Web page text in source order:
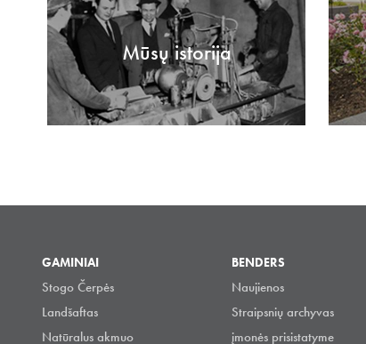
Mūsų istorija
GAMINIAI
Stogo Čerpės
Landšaftas
Natūralus akmuo
BENDERS
Naujienos
Straipsnių archyvas
įmonės prisistatyme